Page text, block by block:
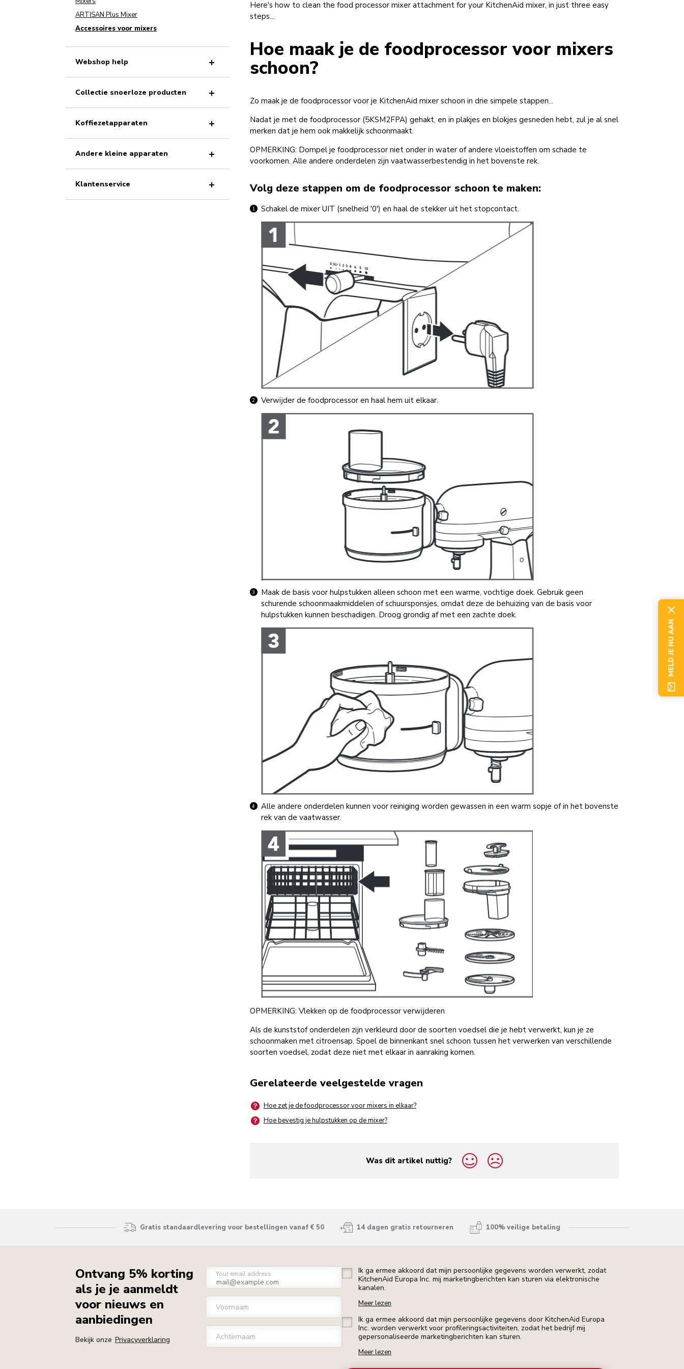
Here's how to clean the food processor mixer attachment for your KitchenAid mixer, in just three easy
steps...
Hoe maak je de foodprocessor voor mixers
schoon?
Zo maak je de foodprocessor voor je KitchenAid mixer schoon in drie simpele stappen...
Nadat je met de foodprocessor (5KSM2FPA) gehakt, en in plakjes en blokjes gesneden hebt, zul je al snel
merken dat je hem ook makkelijk schoonmaakt.
OPMERKING: Dompel je foodprocessor niet onder in water of andere vloeistoffen om schade te
voorkomen. Alle andere onderdelen zijn vaatwasserbestendig in het bovenste rek.
Volg deze stappen om de foodprocessor schoon te maken:
Schakel de mixer UIT (snelheid '0') en haal de stekker uit het stopcontact.
Verwijder de foodprocessor en haal hem uit elkaar.
Maak de basis voor hulpstukken alleen schoon met een warme, vochtige doek. Gebruik geen
schurende schoonmaakmiddelen of schuursponsjes, omdat deze de behuizing van de basis voor
hulpstukken kunnen beschadigen. Droog grondig af met een zachte doek.
Alle andere onderdelen kunnen voor reiniging worden gewassen in een warm sopje of in het bovenste
rek van de vaatwasser.
OPMERKING: Vlekken op de foodprocessor verwijderen
Als de kunststof onderdelen zijn verkleurd door de soorten voedsel die je hebt verwerkt, kun je ze
schoonmaken met citroensap. Spoel de binnenkant snel schoon tussen het verwerken van verschillende
soorten voedsel, zodat deze niet met elkaar in aanraking komen.
Gerelateerde veelgestelde vragen
Hoe zet je de foodprocessor voor mixers in elkaar?
Hoe bevestig je hulpstukken op de mixer?
Was dit artikel nuttig?
yes
no
ARTISAN Plus Mixer
Accessoires voor mixers
Webshop help
Collectie snoerloze producten
Koffiezetapparaten
Andere kleine apparaten
Klantenservice
Gratis standaardlevering voor bestellingen vanaf € 50 14 dagen gratis retourneren 100% veilige betaling
Ontvang 5% korting
als je je aanmeldt
voor nieuws en
aanbiedingen
Bekijk onze Privacyverklaring
Your email address
Voornaam
Achternaam
Ik ga ermee akkoord dat mijn persoonlijke gegevens worden verwerkt, zodat
KitchenAid Europa Inc. mij marketingberichten kan sturen via elektronische
kanalen.
Meer lezen
Ik ga ermee akkoord dat mijn persoonlijke gegevens door KitchenAid Europa
Inc. worden verwerkt voor profileringsactiviteiten, zodat het bedrijf mij
gepersonaliseerde marketingberichten kan sturen.
Meer lezen
MELD JE NU AAN